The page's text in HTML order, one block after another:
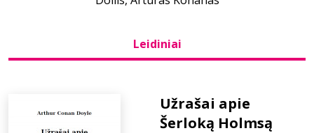
Leidiniai
Užrašai apie
Šerloką Holmsą